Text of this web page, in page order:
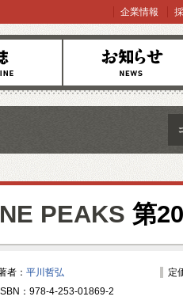
お知らせ
企業情報
PEAKS 第
者： 平川哲弘
定
ISBN：978-4-253-01869-2